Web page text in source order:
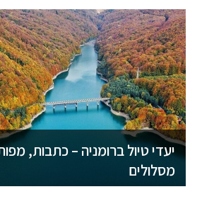
יעדי טיול ברומניה – כתבות,
מסלולים